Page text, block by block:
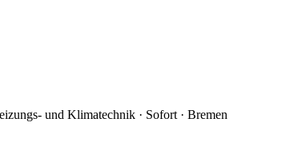
und Klimatechnik · Sofort · Bremen